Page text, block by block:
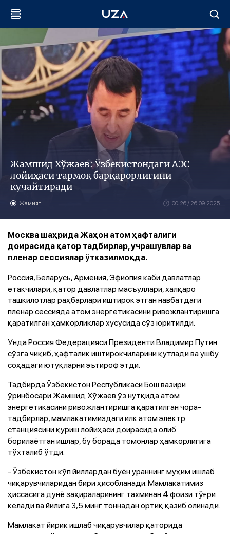
Жамшид Хўжаев: Ўзбекистондаги АЭС
лойиҳаси тармоқ барқарорлигини
кучайтиради
Жамият 00:26 / 26.09.2025
Москва шаҳрида Жаҳон атом ҳафталиги
доирасида қатор тадбирлар, учрашувлар ва
пленар сессиялар ўтказилмоқда.
Россия, Беларусь, Армения, Эфиопия каби давлатлар
етакчилари, қатор давлатлар масъуллари, халқаро
ташкилотлар раҳбарлари иштирок этган навбатдаги
пленар сессияда атом энергетикасини ривожлантиришга
қаратилган ҳамкорликлар хусусида сўз юритилди.
Унда Россия Федерацияси Президенти Владимир Путин
сўзга чиқиб, ҳафталик иштирокчиларини қутлади ва ушбу
соҳадаги ютуқларни эътироф этди.
Тадбирда Ўзбекистон Республикаси Бош вазири
ўринбосари Жамшид Хўжаев ўз нутқида атом
энергетикасини ривожлантиришга қаратилган чора-
тадбирлар, мамлакатимиздаги илк атом электр
станциясини қуриш лойиҳаси доирасида олиб
борилаётган ишлар, бу борада томонлар ҳамкорлигига
тўхталиб ўтди.
- Ўзбекистон кўп йиллардан буён ураннинг муҳим ишлаб
чиқарувчиларидан бири ҳисобланади. Мамлакатимиз
ҳиссасига дунё заҳираларининг тахминан 4 фоизи тўғри
келади ва йилига 3,5 минг тоннадан ортиқ қазиб олинади.
Мамлакат йирик ишлаб чиқарувчилар қаторида